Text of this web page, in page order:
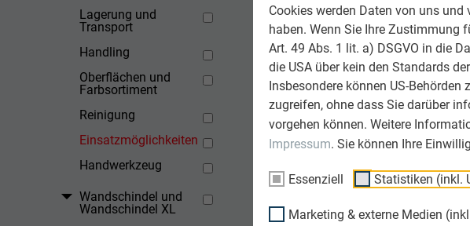
Cookies werden Daten von uns
haben. Wenn Sie Ihre Zustimmung
Art. 49 Abs. 1 lit. a) DSGVO in die
die USA über kein den Standards
Insbesondere können US-
zugreifen, ohne dass Sie darüber
vorgehen können. Weitere
Impressum. Sie können Ihre
Essenziell Statistiken (inkl.
Marketing & externe Medien
Lagerung und
Transport
Handling
Oberflächen und
Farbsortiment
Reinigung
Einsatzmöglichkeiten
Handwerkzeug
Wandschindel und
Wandschindel XL